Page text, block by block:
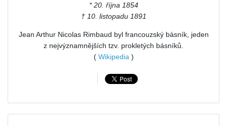
* 20. října 1854
† 10. listopadu 1891
Jean Arthur Nicolas Rimbaud byl francouzský básník, jeden
z nejvýznamnějších tzv. prokletých básníků.
( Wikipedia )